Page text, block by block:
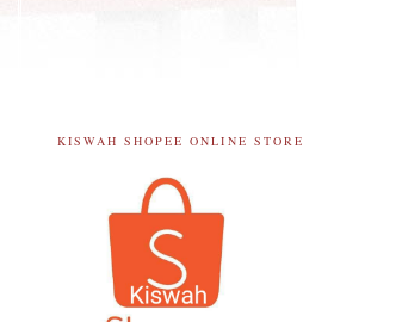
KISWAH SHOPEE ONLINE STORE